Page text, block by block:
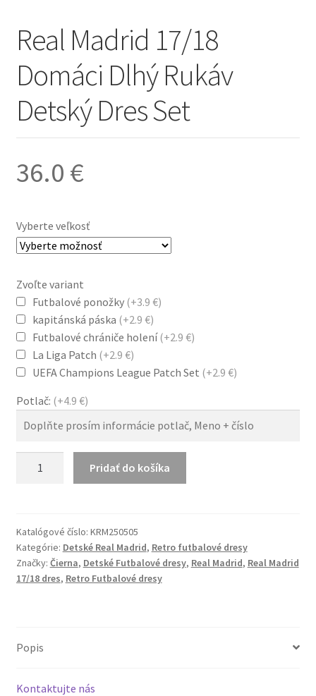
Real Madrid 17/18
Domáci Dlhý Rukáv
Detský Dres Set
36.0 €
Vyberte veľkosť
Zvoľte variant
Futbalové ponožky (+3.9 €)
kapitánská páska (+2.9 €)
Futbalové chrániče holení(+2.9 €)
La Liga Patch (+2.9 €)
UEFA Champions League Patch Set (+2.9 €)
Potlač: (+4.9 €)
Domáci
Dlhý
Rukáv
Detský
Pridať do košíka
Katalógové číslo: KRM250505
Kategórie: Detské Real Madrid, Retro futbalové dresy
Značky: Čierna, Detské Futbalové dresy, Real Madrid, Real Madrid
17/18 dres, Retro Futbalové dresy
Popis
Kontaktujte nás